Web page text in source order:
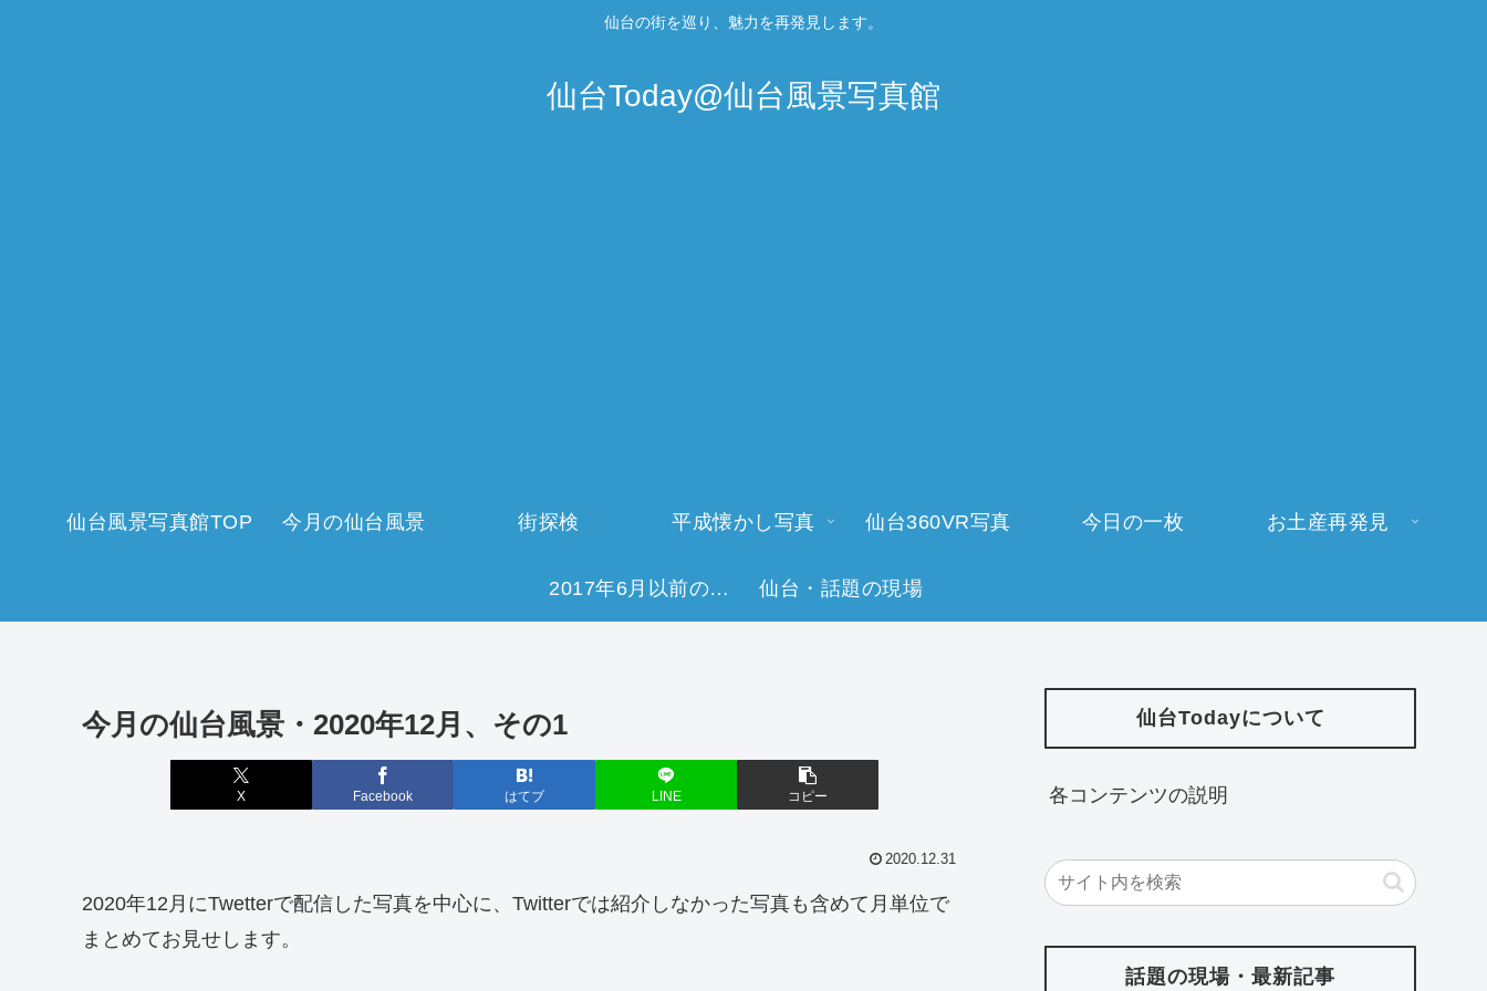
仙台の街を巡り、魅力を再発見します。
仙台Today@仙台風景写真館
仙台風景写真館TOP 今月の仙台風景 街探検 平成懐かし写真 仙台360VR写真 今日の一枚 お土産再発見
2017年6月以前の今日の一枚 仙台・話題の現場
今月の仙台風景・2020年12月、その1
X Facebook はてブ LINE コピー
2020.12.31
2020年12月にTwetterで配信した写真を中心に、Twitterでは紹介しなかった写真も含めて月単位で
まとめてお見せします。
仙台Todayについて
各コンテンツの説明
話題の現場・最新記事